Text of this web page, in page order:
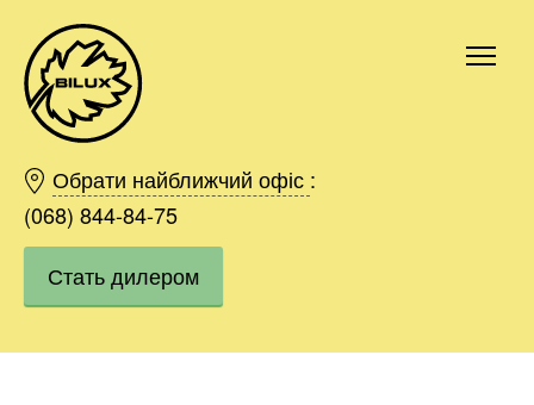
Обрати найближчий офіс :
(068) 844-84-75
Стать дилером
Киев
Харьков
Одесса
Днепр
Ивано-Франковск
Область